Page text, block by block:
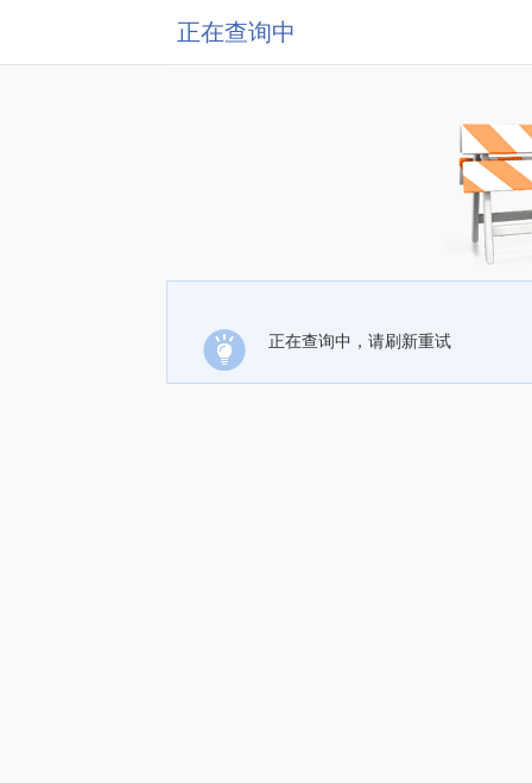
正在查询中
正在查询中，请刷新重试